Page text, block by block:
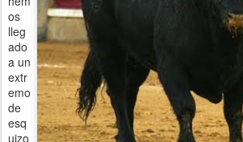
os
lleg
ado
a un
extr
emo
de
esq
uizo